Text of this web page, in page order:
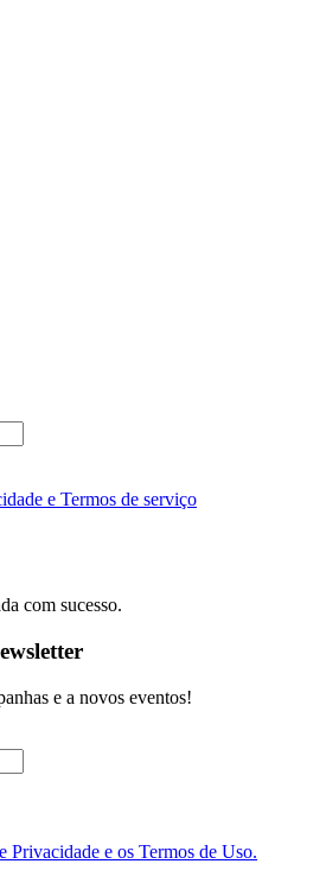
e Termos de serviço
com sucesso.
e a novos eventos!
Privacidade e os Termos de Uso.